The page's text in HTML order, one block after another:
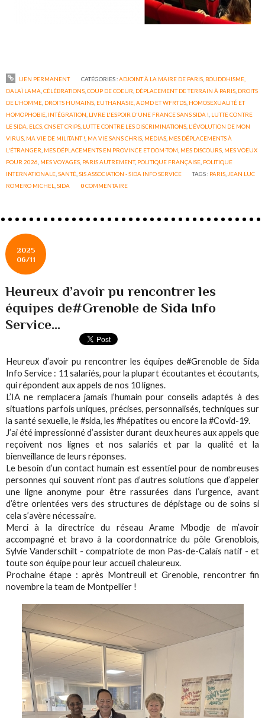
LIEN PERMANENT CATÉGORIES :ADJOINT À LA MAIRE DE PARIS, BOUDDHISME,
DALAÏ LAMA ,CÉLÉBRATIONS ,COUP DE COEUR DÉPLACEMENT DE TERRAIN À PARIS DROITS
DE L'HOMME DROITS HUMAINS EUTHANASIE, ADMD ET WFRTDS HOMOSEXUALITÉ ET
HOMOPHOBIE INTÉGRATION LIVRE L'ESPOIR D'UNE FRANCE SANS SIDA ! LUTTE CONTRE
LE SIDA, ELCS, CNS ET CRIPS LUTTE CONTRE LES DISCRIMINATIONS L'ÉVOLUTION DE MON
VIRUS MA VIE DE MILITANT ! MA VIE SANS CHRIS MEDIAS MES DÉPLACEMENTS À
L'ÉTRANGER MES DÉPLACEMENTS EN PROVINCE ET DOM-TOM MES DISCOURS MES VOEUX
POUR 2026 MES VOYAGES PARIS AUTREMENT, POLITIQUE FRANÇAISE POLITIQUE
INTERNATIONALE ,SANTÉ ,SIS ASSOCIATION - SIDA INFO SERVICE TAGS : PARIS JEAN LUC
ROMERO MICHEL ,SIDA 0COMMENTAIRE
2025
06/11
Heureux d’avoir pu rencontrer les
équipes de#Grenoble de Sida Info
Service...
Heureux d’avoir pu rencontrer les équipes de#Grenoble de Sida
Info Service : 11 salariés, pour la plupart écoutantes et écoutants,
qui répondent aux appels de nos 10 lignes.
L’IA ne remplacera jamais l’humain pour conseils adaptés à des
situations parfois uniques, précises, personnalisés, techniques sur
la santé sexuelle, le #sida, les #hépatites ou encore la #Covid-19.
J’ai été impressionné d’assister durant deux heures aux appels que
reçoivent nos lignes et nos salariés et par la qualité et la
bienveillance de leurs réponses.
Le besoin d’un contact humain est essentiel pour de nombreuses
personnes qui souvent n’ont pas d’autres solutions que d’appeler
une ligne anonyme pour être rassurées dans l’urgence, avant
d’être orientées vers des structures de dépistage ou de soins si
cela s’avère nécessaire.
Merci à la directrice du réseau Arame Mbodje de m’avoir
accompagné et bravo à la coordonnatrice du pôle Grenoblois,
Sylvie Vanderschilt - compatriote de mon Pas-de-Calais natif - et
toute son équipe pour leur accueil chaleureux.
Prochaine étape : après Montreuil et Grenoble, rencontrer fin
novembre la team de Montpellier !